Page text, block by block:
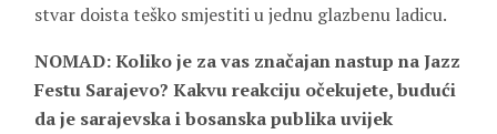
stvar doista teško smjestiti u jednu glazbenu ladicu.
NOMAD: Koliko je za vas značajan nastup na Jazz
Festu Sarajevo? Kakvu reakciju očekujete, budući
da je sarajevska i bosanska publika uvijek